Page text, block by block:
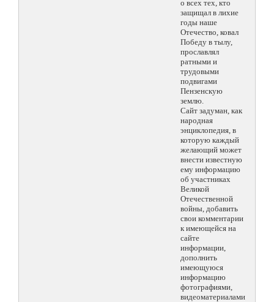
о всех тех, кто
защищал в лихие
годы наше
Отечество, ковал
Победу в тылу,
прославлял
ратными и
трудовыми
подвигами
Пензенскую
землю.
Сайт задуман, как
народная
энциклопедия, в
которую каждый
желающий может
внести известную
ему информацию
об участниках
Великой
Отечественной
войны, добавить
свои комментарии
к имеющейся на
сайте
информации,
дополнить
имеющуюся
информацию
фотографиями,
видеоматериалами